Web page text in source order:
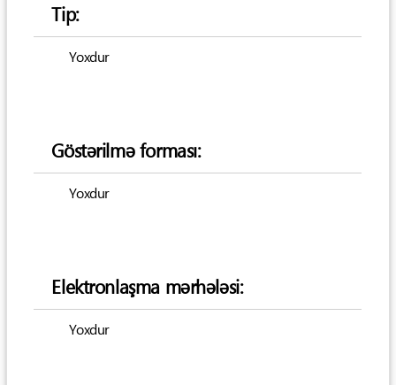
Tip:
Yoxdur
Göstərilmə forması:
Yoxdur
Elektronlaşma mərhələsi:
Yoxdur